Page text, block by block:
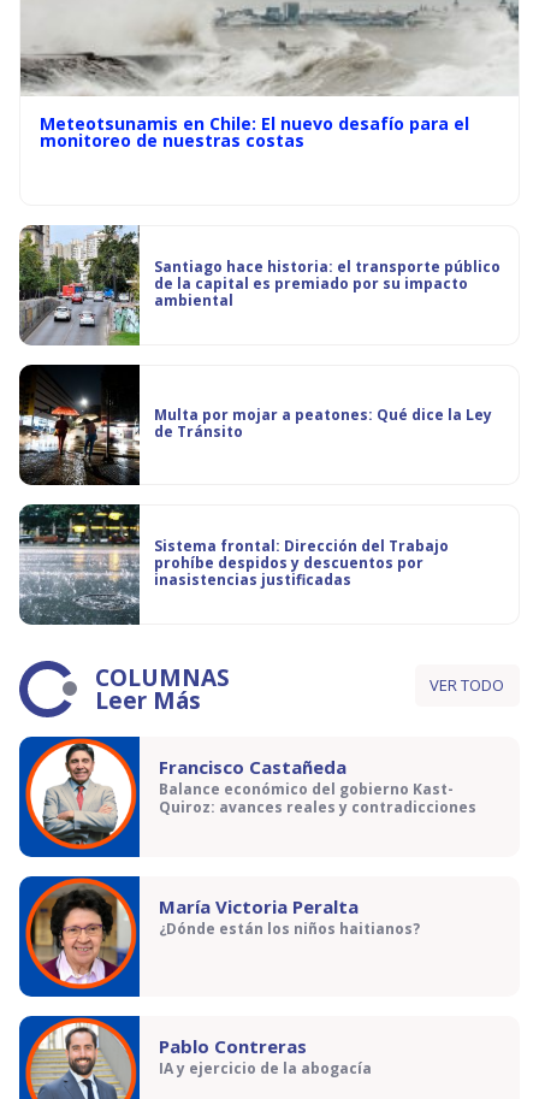
Meteotsunamis en Chile: El nuevo desafío para el
monitoreo de nuestras costas
Santiago hace historia: el transporte público
de la capital es premiado por su impacto
ambiental
Multa por mojar a peatones: Qué dice la Ley
de Tránsito
Sistema frontal: Dirección del Trabajo
prohíbe despidos y descuentos por
inasistencias justificadas
COLUMNAS
Leer Más VER TODO
Francisco Castañeda
Balance económico del gobierno Kast-
Quiroz: avances reales y contradicciones
María Victoria Peralta
¿Dónde están los niños haitianos?
Pablo Contreras
IA y ejercicio de la abogacía